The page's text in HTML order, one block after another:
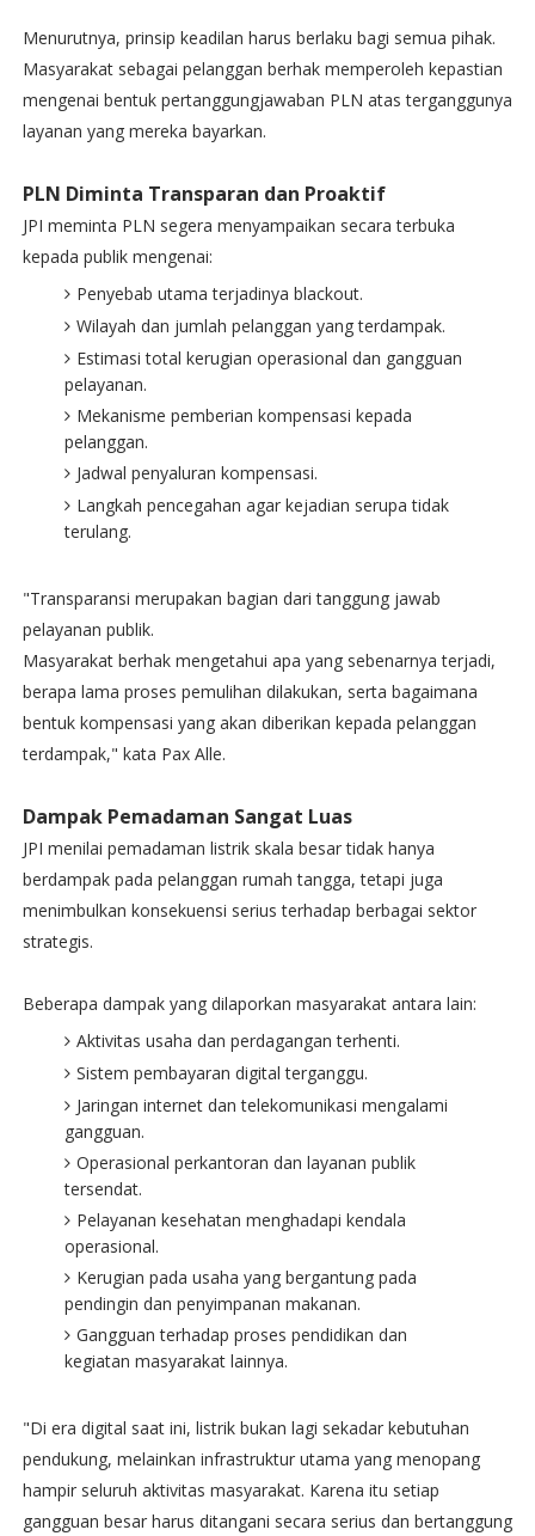
Menurutnya, prinsip keadilan harus berlaku bagi semua pihak.
Masyarakat sebagai pelanggan berhak memperoleh kepastian
mengenai bentuk pertanggungjawaban PLN atas terganggunya
layanan yang mereka bayarkan.
PLN Diminta Transparan dan Proaktif
JPI meminta PLN segera menyampaikan secara terbuka
kepada publik mengenai:
Penyebab utama terjadinya blackout.
Wilayah dan jumlah pelanggan yang terdampak.
Estimasi total kerugian operasional dan gangguan
pelayanan.
Mekanisme pemberian kompensasi kepada
pelanggan.
Jadwal penyaluran kompensasi.
Langkah pencegahan agar kejadian serupa tidak
terulang.
"Transparansi merupakan bagian dari tanggung jawab
pelayanan publik.
Masyarakat berhak mengetahui apa yang sebenarnya terjadi,
berapa lama proses pemulihan dilakukan, serta bagaimana
bentuk kompensasi yang akan diberikan kepada pelanggan
terdampak," kata Pax Alle.
Dampak Pemadaman Sangat Luas
JPI menilai pemadaman listrik skala besar tidak hanya
berdampak pada pelanggan rumah tangga, tetapi juga
menimbulkan konsekuensi serius terhadap berbagai sektor
strategis.
Beberapa dampak yang dilaporkan masyarakat antara lain:
Aktivitas usaha dan perdagangan terhenti.
Sistem pembayaran digital terganggu.
Jaringan internet dan telekomunikasi mengalami
gangguan.
Operasional perkantoran dan layanan publik
tersendat.
Pelayanan kesehatan menghadapi kendala
operasional.
Kerugian pada usaha yang bergantung pada
pendingin dan penyimpanan makanan.
Gangguan terhadap proses pendidikan dan
kegiatan masyarakat lainnya.
"Di era digital saat ini, listrik bukan lagi sekadar kebutuhan
pendukung, melainkan infrastruktur utama yang menopang
hampir seluruh aktivitas masyarakat. Karena itu setiap
gangguan besar harus ditangani secara serius dan bertanggung